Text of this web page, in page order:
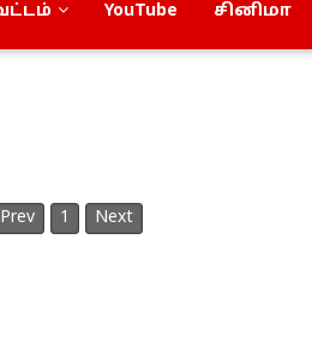
YouTube சினிமா
Prev 1 Next